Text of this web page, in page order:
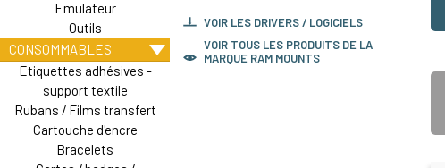
Emulateur
Outils
CONSOMMABLES
Etiquettes adhésives -
support textile
Rubans / Films transfert
Cartouche d'encre
Bracelets
VOIR LES DRIVERS / LOGICIELS
VOIR TOUS LES PRODUITS DE LA
MARQUE RAM MOUNTS